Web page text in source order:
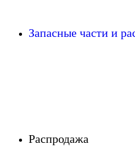
Запасные части и
Распродажа